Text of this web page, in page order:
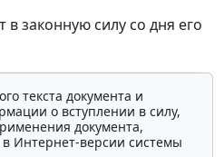
в законную силу со дня его
текста документа и
о вступлении в силу,
документа,
в Интернет-версии системы